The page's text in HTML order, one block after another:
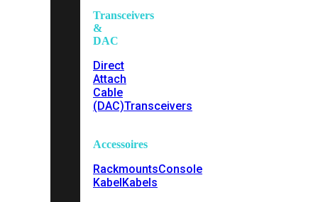
Transceivers
&
DAC
Direct
Attach
Cable
(DAC)Transceivers
Accessoires
RackmountsConsole
KabelKabels